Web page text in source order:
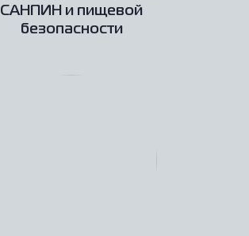
САНПИН и пищевой
безопасности